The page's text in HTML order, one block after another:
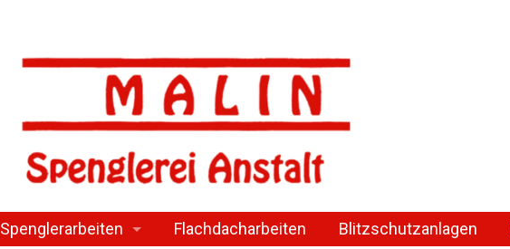
Spenglerarbeiten Flachdacharbeiten Blitzschutzanlagen